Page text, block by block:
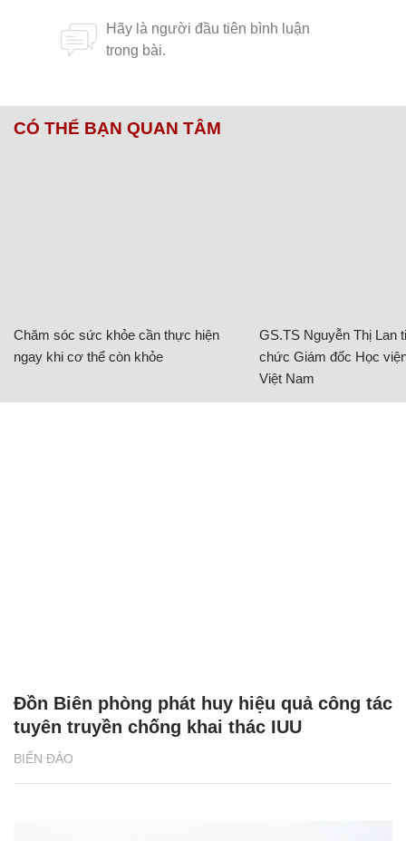
CÓ THỂ BẠN QUAN TÂM
Chăm sóc sức khỏe cần thực hiện
ngay khi cơ thể còn khỏe
GS.TS Nguyễn Thị Lan
chức Giám đốc Học
Việt Nam
BIỂN ĐẢO
Đồn Biên phòng phát huy hiệu quả công tác
tuyên truyền chống khai thác IUU